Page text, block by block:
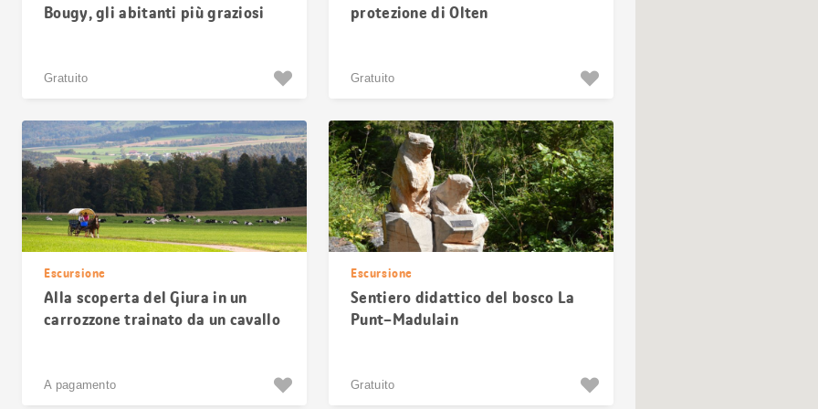
Bougy, gli abitanti più graziosi
Gratuito
protezione di Olten
Gratuito
Escursione
Alla scoperta del Giura in un
carrozzone trainato da un cavallo
A pagamento
Escursione
Sentiero didattico del bosco La
Punt–Madulain
Gratuito